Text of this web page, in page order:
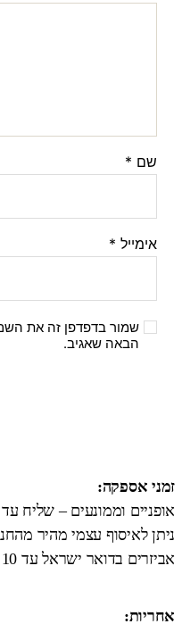
שם *
אימייל *
שמור בדפדפן זה את
הבאה שאגיב.
זמני אספקה:
אופניים וממונעים – שליח עד הבית 3
ניתן לאיסוף עצמי מהיר
אביזרים בדואר ישראל עד 10 ימי עבודה.
אחריות: